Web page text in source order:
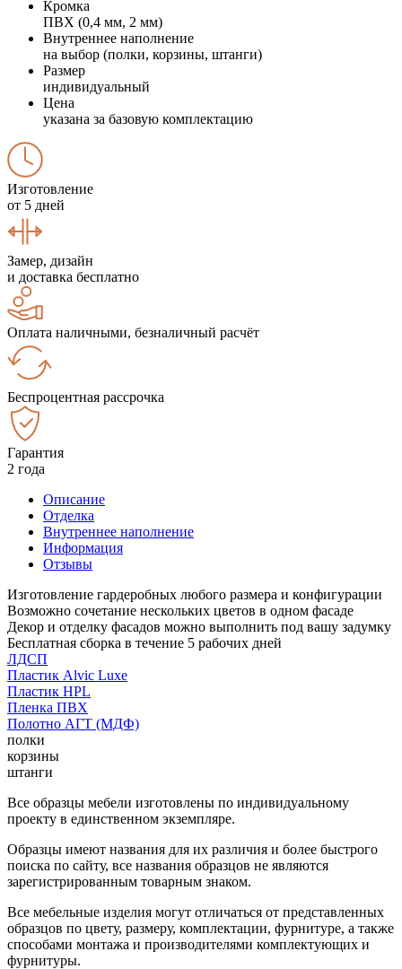
Кромка
ПВХ (0,4 мм, 2 мм)
Внутреннее наполнение
на выбор (полки, корзины, штанги)
Размер
индивидуальный
Цена
указана за базовую комплектацию
Изготовление
от 5 дней
Замер, дизайн
и доставка бесплатно
Оплата наличными, безналичный расчёт
Беспроцентная рассрочка
Гарантия
2 года
Описание
Отделка
Внутреннее наполнение
Информация
Отзывы
Изготовление гардеробных любого размера и конфигурации
Возможно сочетание нескольких цветов в одном фасаде
Декор и отделку фасадов можно выполнить под вашу задумку
Бесплатная сборка в течение 5 рабочих дней
ЛДСП
Пластик Alvic Luxe
Пластик HPL
Пленка ПВХ
Полотно АГТ (МДФ)
полки
корзины
штанги
Все образцы мебели изготовлены по индивидуальному
проекту в единственном экземпляре.
Образцы имеют названия для их различия и более быстрого
поиска по сайту, все названия образцов не являются
зарегистрированным товарным знаком.
Все мебельные изделия могут отличаться от представленных
образцов по цвету, размеру, комплектации, фурнитуре, а также
способами монтажа и производителями комплектующих и
фурнитуры.